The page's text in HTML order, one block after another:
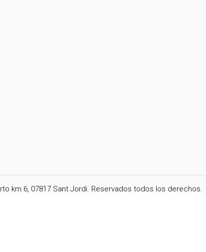
km 6, 07817 Sant Jordi. Reservados todos los derechos.